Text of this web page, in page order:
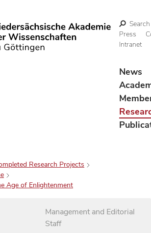
Search
Press
Intranet
News
Research Projects
Age of Enlightenment
Management and Editorial
Staff